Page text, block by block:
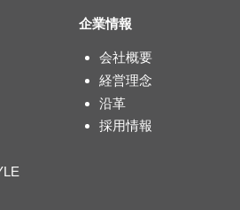
企業情報
会社概要
経営理念
沿革
採用情報